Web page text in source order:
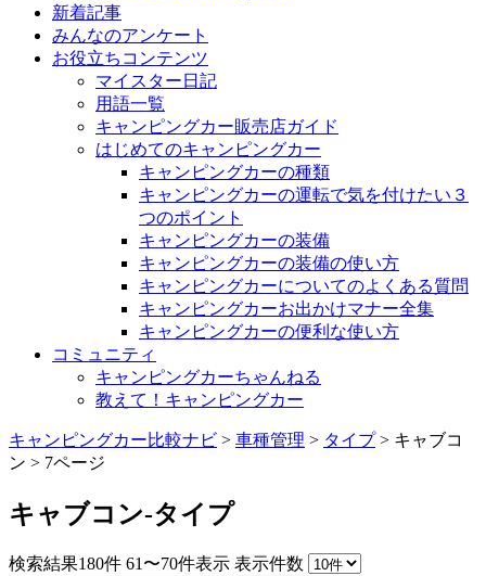
新着記事
みんなのアンケート
お役立ちコンテンツ
マイスター日記
用語一覧
キャンピングカー販売店ガイド
はじめてのキャンピングカー
キャンピングカーの種類
キャンピングカーの運転で気を付けたい３
つのポイント
キャンピングカーの装備
キャンピングカーの装備の使い方
キャンピングカーについてのよくある質問
キャンピングカーお出かけマナー全集
キャンピングカーの便利な使い方
コミュニティ
キャンピングカーちゃんねる
教えて！キャンピングカー
キャンピングカー比較ナビ > 車種管理 > タイプ> キャブコ
ン > 7ページ
キャブコン-タイプ
検索結果180件 61〜70件表示 表示件数